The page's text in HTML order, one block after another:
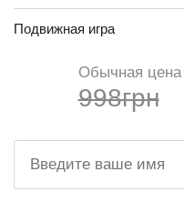
Подвижная игра
Обычная цена
998грн